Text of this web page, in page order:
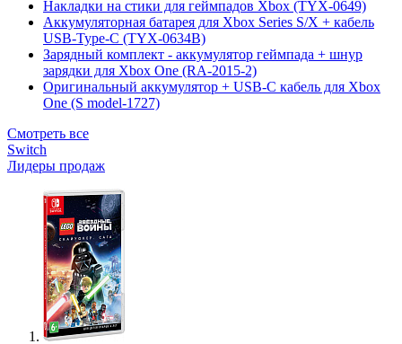
Накладки на стики для геймпадов Xbox (TYX-0649)
Аккумуляторная батарея для Xbox Series S/X + кабель
USB-Type-C (TYX-0634B)
Зарядный комплект - аккумулятор геймпада + шнур
зарядки для Xbox One (RA-2015-2)
Оригинальный аккумулятор + USB-C кабель для Xbox
One (S model-1727)
Смотреть все
Switch
Лидеры продаж